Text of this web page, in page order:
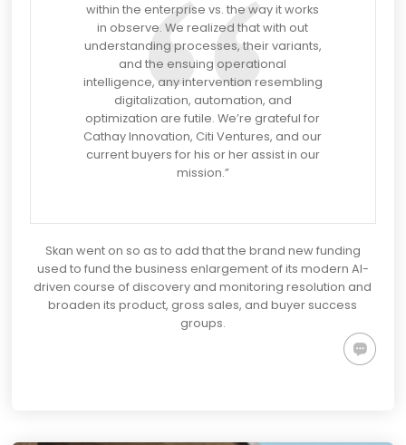
within the enterprise vs. the way it works
in observe. We realized that with out
understanding processes, their variants,
and the ensuing operational
intelligence, any intervention resembling
digitalization, automation, and
optimization are futile. We’re grateful for
Cathay Innovation, Citi Ventures, and our
current buyers for his or her assist in our
mission.”
Skan went on so as to add that the brand new funding
used to fund the business enlargement of its modern AI-
driven course of discovery and monitoring resolution and
broaden its product, gross sales, and buyer success
groups.